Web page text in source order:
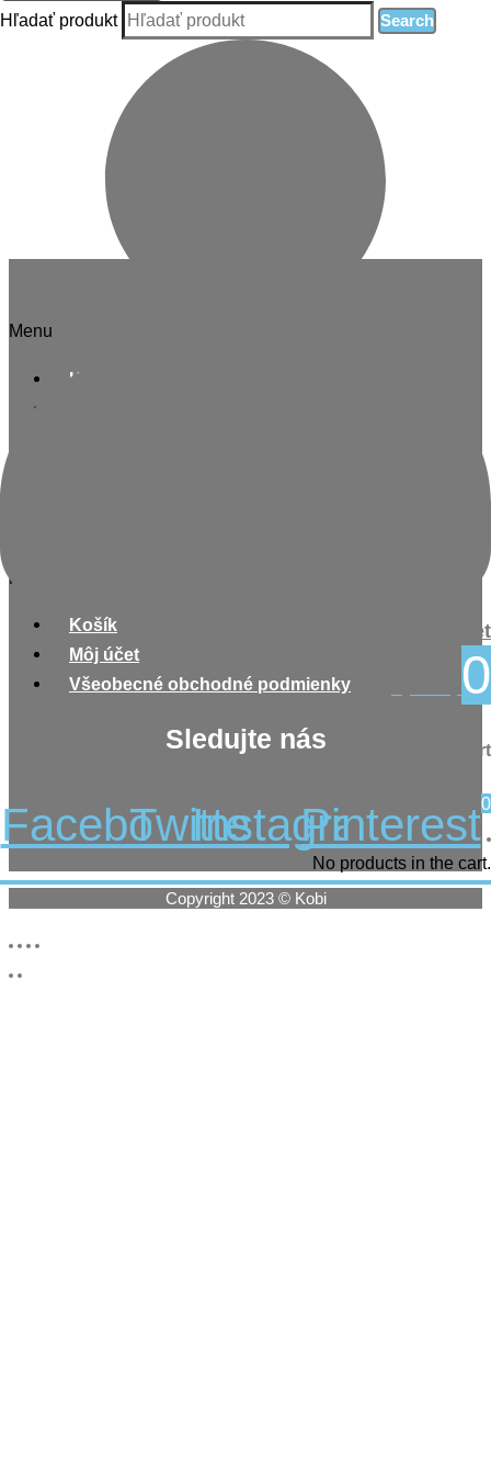
Hľadať produkt Search
Môj účet
0
Shopping Cart
0
No products in the cart.
Menu
Kontakt
Menu
Košík
Môj účet
Všeobecné obchodné podmienky
Sledujte nás
Facebook
Twitter
Instagram
Pinterest
Copyright 2023 © Kobi